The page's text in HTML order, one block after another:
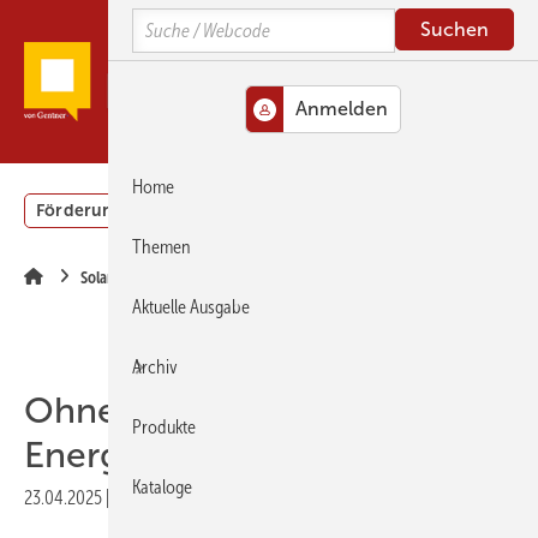
zum
zum
Förderung
Solartechnik
Ohne Wärmewende keine
Energiewende
23.04.2025 Druckvorschau
Search
Home
Themen
Aktuelle Ausgabe
Archiv
Produkte
Kataloge